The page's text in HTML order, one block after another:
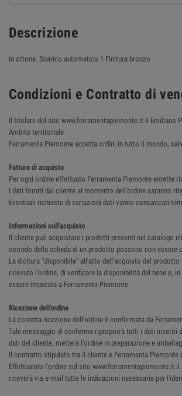
Descrizione
in ottone. Scarico automatico 1 Finitura bronzo
Condizioni e Contratto di
Il titolare del sito www.ferramentapiemonte.it è Emiliano
Ambito territoriale
Ferramenta Piemonte accetta ordini in tutto il mondo,
Fattura di acquisto
Per ogni ordine effettuato Ferramenta Piemonte emette
I dati forniti dal cliente al momento dell'ordine saranno
Eventuali richieste di variazioni dati vanno comunicati
Informazioni sull'acquisto
Il cliente può acquistare i prodotti presenti nel catalogo
corredo della scheda di un prodotto possono non
La dicitura "disponibile" all'atto dell’acquisto del
ricevuto l'ordine, di verificare la disponibilità del bene e,
essere imputata a Ferramenta Piemonte.
Ricezione dell'ordine
La corretta ricezione dell'ordine è confermata da
Tale messaggio di conferma riproporrà tutti i dati inseriti
dati del cliente, metterà l’ordine in preparazione e
Il contratto stipulato tra il cliente e Ferramenta Piemonte
Effettuando l'ordine sul sito www.ferramentapiemonte.it
riceverà via e-mail tutte le indicazioni necessarie per